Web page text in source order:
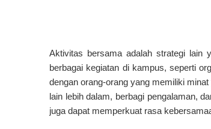
Aktivitas bersama adalah strategi lain
berbagai kegiatan di kampus, seperti
dengan orang-orang yang memiliki
lain lebih dalam, berbagi pengalaman,
juga dapat memperkuat rasa